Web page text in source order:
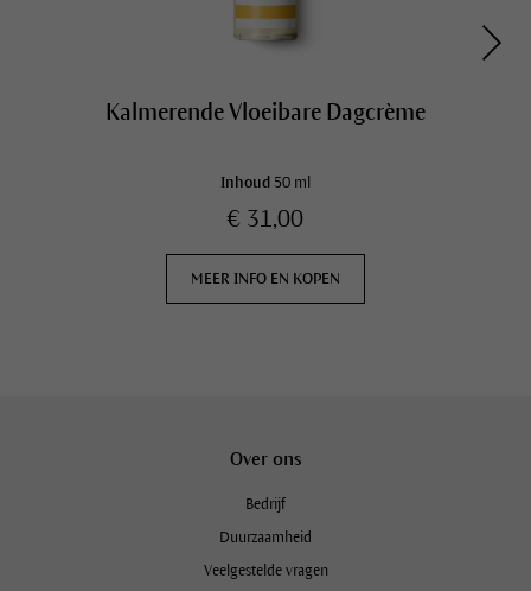
Kalmerende Vloeibare Dagcrème
Inhoud 50 ml
€ 31,00
MEER INFO EN KOPEN
Over ons
Bedrijf
Duurzaamheid
Veelgestelde vragen